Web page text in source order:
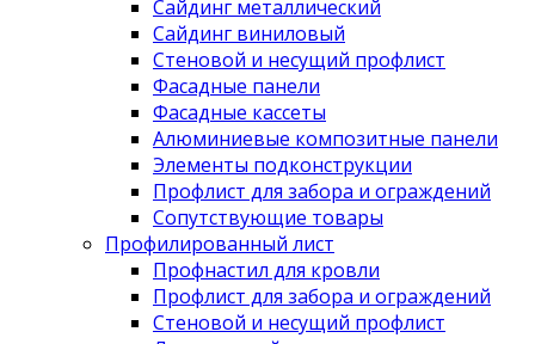
Сайдинг металлический
Сайдинг виниловый
Стеновой и несущий профлист
Фасадные панели
Фасадные кассеты
Алюминиевые композитные панели
Элементы подконструкции
Профлист для забора и ограждений
Сопутствующие товары
Профилированный лист
Профнастил для кровли
Профлист для забора и ограждений
Стеновой и несущий профлист